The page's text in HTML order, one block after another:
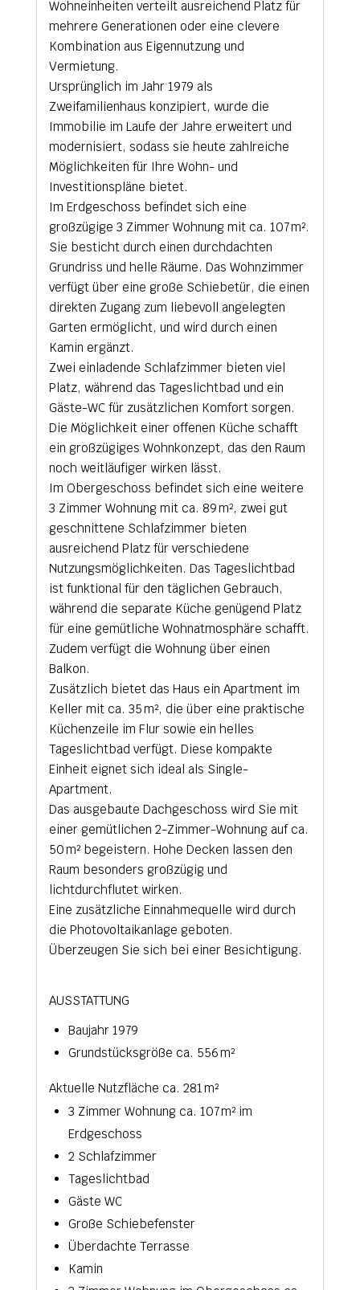
Wohneinheiten verteilt ausreichend Platz für
mehrere Generationen oder eine clevere
Kombination aus Eigennutzung und
Vermietung.
Ursprünglich im Jahr 1979 als
Zweifamilienhaus konzipiert, wurde die
Immobilie im Laufe der Jahre erweitert und
modernisiert, sodass sie heute zahlreiche
Möglichkeiten für Ihre Wohn- und
Investitionspläne bietet.
Im Erdgeschoss befindet sich eine
großzügige 3 Zimmer Wohnung mit ca. 107 m².
Sie besticht durch einen durchdachten
Grundriss und helle Räume. Das Wohnzimmer
verfügt über eine große Schiebetür, die einen
direkten Zugang zum liebevoll angelegten
Garten ermöglicht, und wird durch einen
Kamin ergänzt.
Zwei einladende Schlafzimmer bieten viel
Platz, während das Tageslichtbad und ein
Gäste-WC für zusätzlichen Komfort sorgen.
Die Möglichkeit einer offenen Küche schafft
ein großzügiges Wohnkonzept, das den Raum
noch weitläufiger wirken lässt.
Im Obergeschoss befindet sich eine weitere
3 Zimmer Wohnung mit ca. 89 m², zwei gut
geschnittene Schlafzimmer bieten
ausreichend Platz für verschiedene
Nutzungsmöglichkeiten. Das Tageslichtbad
ist funktional für den täglichen Gebrauch,
während die separate Küche genügend Platz
für eine gemütliche Wohnatmosphäre schafft.
Zudem verfügt die Wohnung über einen
Balkon.
Zusätzlich bietet das Haus ein Apartment im
Keller mit ca. 35 m², die über eine praktische
Küchenzeile im Flur sowie ein helles
Tageslichtbad verfügt. Diese kompakte
Einheit eignet sich ideal als Single-
Apartment.
Das ausgebaute Dachgeschoss wird Sie mit
einer gemütlichen 2-Zimmer-Wohnung auf ca.
50 m² begeistern. Hohe Decken lassen den
Raum besonders großzügig und
lichtdurchflutet wirken.
Eine zusätzliche Einnahmequelle wird durch
die Photovoltaikanlage geboten.
Überzeugen Sie sich bei einer Besichtigung.
AUSSTATTUNG
Baujahr 1979
Grundstücksgröße ca. 556 m²
Aktuelle Nutzfläche ca. 281 m²
3 Zimmer Wohnung ca. 107 m² im
Erdgeschoss
2 Schlafzimmer
Tageslichtbad
Gäste WC
Große Schiebefenster
Überdachte Terrasse
Kamin